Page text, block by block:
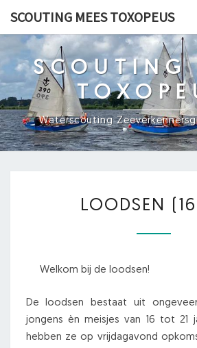
naar
content
SCOUTING MEES TOXOPEUS
SCOUTING
Waterscouting
(16-
LOODSEN
Welkom bij de loodsen!
De loodsen bestaat uit
jongens èn meisjes van 16 tot 21
hebben ze op vrijdagavond